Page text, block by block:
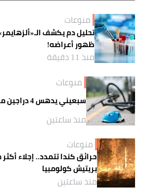
منوعات
ظهور أعراضه!
منذ 11 دقيقة
منوعات
سبعيني يدهس 4 دراجين مرتين في إيطاليا
منذ ساعتين
منوعات
بريتيش كولومبيا
منذ ساعتين